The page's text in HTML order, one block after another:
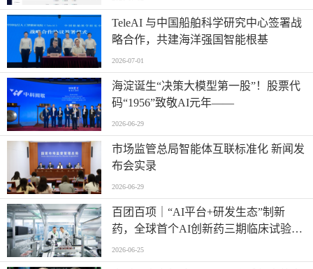
TeleAI 与中国船舶科学研究中心签署战
略合作，共建海洋强国智能根基
2026-07-01
海淀诞生“决策大模型第一股”！股票代
码“1956”致敬AI元年——
2026-06-29
市场监管总局智能体互联标准化 新闻发
布会实录
2026-06-29
百团百项｜“AI平台+研发生态”制新
药，全球首个AI创新药三期临床试验将
启动
2026-06-25